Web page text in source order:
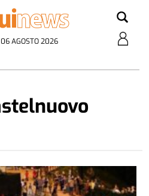
06 AGOSTO 2026